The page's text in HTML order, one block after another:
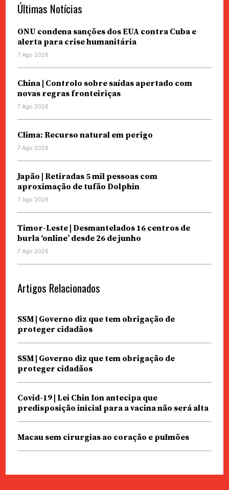
Últimas Notícias
ONU condena sanções dos EUA contra Cuba e
alerta para crise humanitária
7 Ago 2026
China | Controlo sobre saídas apertado com
novas regras fronteiriças
7 Ago 2026
Clima: Recurso natural em perigo
7 Ago 2026
Japão | Retiradas 5 mil pessoas com
aproximação de tufão Dolphin
7 Ago 2026
Timor-Leste | Desmantelados 16 centros de
burla ‘online’ desde 26 de junho
7 Ago 2026
Artigos Relacionados
SSM | Governo diz que tem obrigação de
proteger cidadãos
SSM | Governo diz que tem obrigação de
proteger cidadãos
Covid-19 | Lei Chin Ion antecipa que
predisposição inicial para a vacina não será alta
Macau sem cirurgias ao coração e pulmões